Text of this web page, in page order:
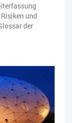
und
der